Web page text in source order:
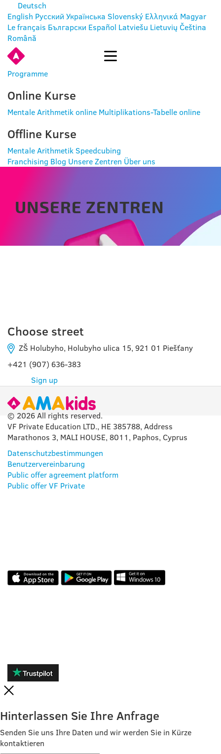
Deutsch
English Русский Українська Slovenský Ελληνικά Magyar
Le français Български Español Latviešu Lietuvių Čeština
Română
Programme
Online Kurse
Mentale Arithmetik online Multiplikations-Tabelle online
Offline Kurse
Mentale Arithmetik Speedcubing
Franchising Blog Unsere Zentren Über uns
UNSERE ZENTREN
Choose street
ZŠ Holubyho, Holubyho ulica 15, 921 01 Piešťany
+421 (907) 636-383
Sign up
© 2026 All rights reserved.
VF Private Education LTD., HE 385788, Address
Marathonos 3, MALI HOUSE, 8011, Paphos, Cyprus
Datenschutzbestimmungen
Benutzervereinbarung
Public offer agreement platform
Public offer VF Private
Hinterlassen Sie Ihre Anfrage
Senden Sie uns Ihre Daten und wir werden Sie in Kürze
kontaktieren